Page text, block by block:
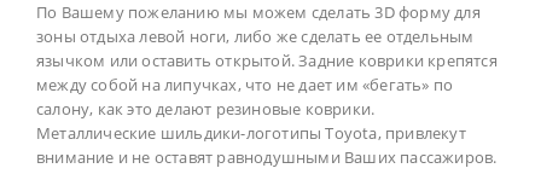
По Вашему пожеланию мы можем сделать 3D форму для
зоны отдыха левой ноги, либо же сделать ее отдельным
язычком или оставить открытой. Задние коврики крепятся
между собой на липучках, что не дает им «бегать» по
салону, как это делают резиновые коврики.
Металлические шильдики-логотипы Toyota, привлекут
внимание и не оставят равнодушными Ваших пассажиров.